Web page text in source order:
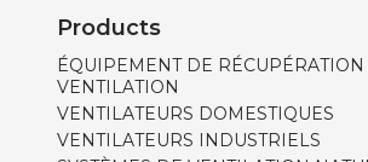
Products
ÉQUIPEMENT DE RÉCUPÉRATION
VENTILATION
VENTILATEURS DOMESTIQUES
VENTILATEURS INDUSTRIELS